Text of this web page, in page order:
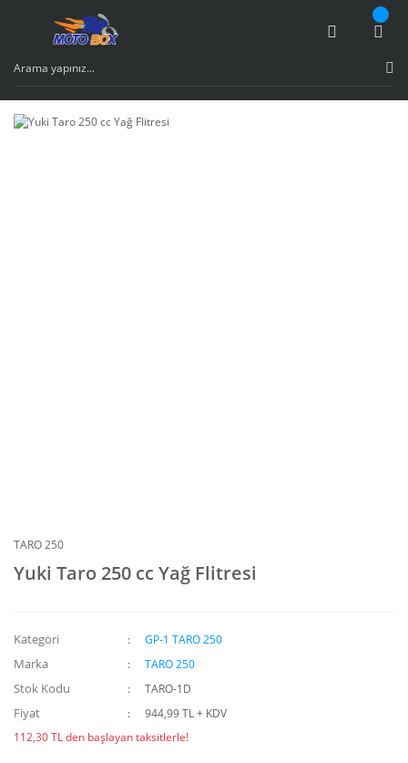
TARO 250
Yuki Taro 250 cc Yağ Flitresi
Kategori GP-1 TARO 250
Marka TARO 250
Stok Kodu TARO-1D
Fiyat
944,99 TL + KDV
112,30 TL den başlayan taksitlerle!